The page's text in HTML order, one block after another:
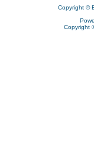
Copyright ©
Copyright